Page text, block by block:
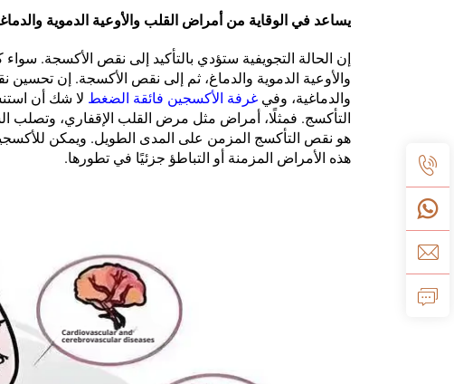
يساعد في الوقاية من أمراض القلب والأوعية الدموية
إن الحالة التجويفية ستؤدي بالتأكيد إلى نقص الأكسجة.
والأوعية الدموية والدماغ، ثم إلى نقص الأكسجة. إن تحسين
والدماغية، وفي غرفة الأكسجين فائقة الضغط لا شك أن
التأكسج. فمثلًا، أمراض مثل مرض القلب الإقفاري، وتصلب
هو نقص التأكسج المزمن على المدى الطويل. ويمكن
هذه الأمراض المزمنة أو التباطؤ جزئيًا في تطورها.